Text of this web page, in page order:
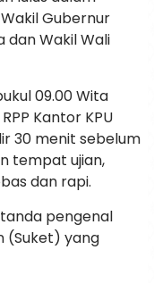
Gubernur
dan Wakil Wali
09.00 Wita
Kantor KPU
30 menit sebelum
tempat ujian,
dan rapi.
pengenal
(Suket) yang